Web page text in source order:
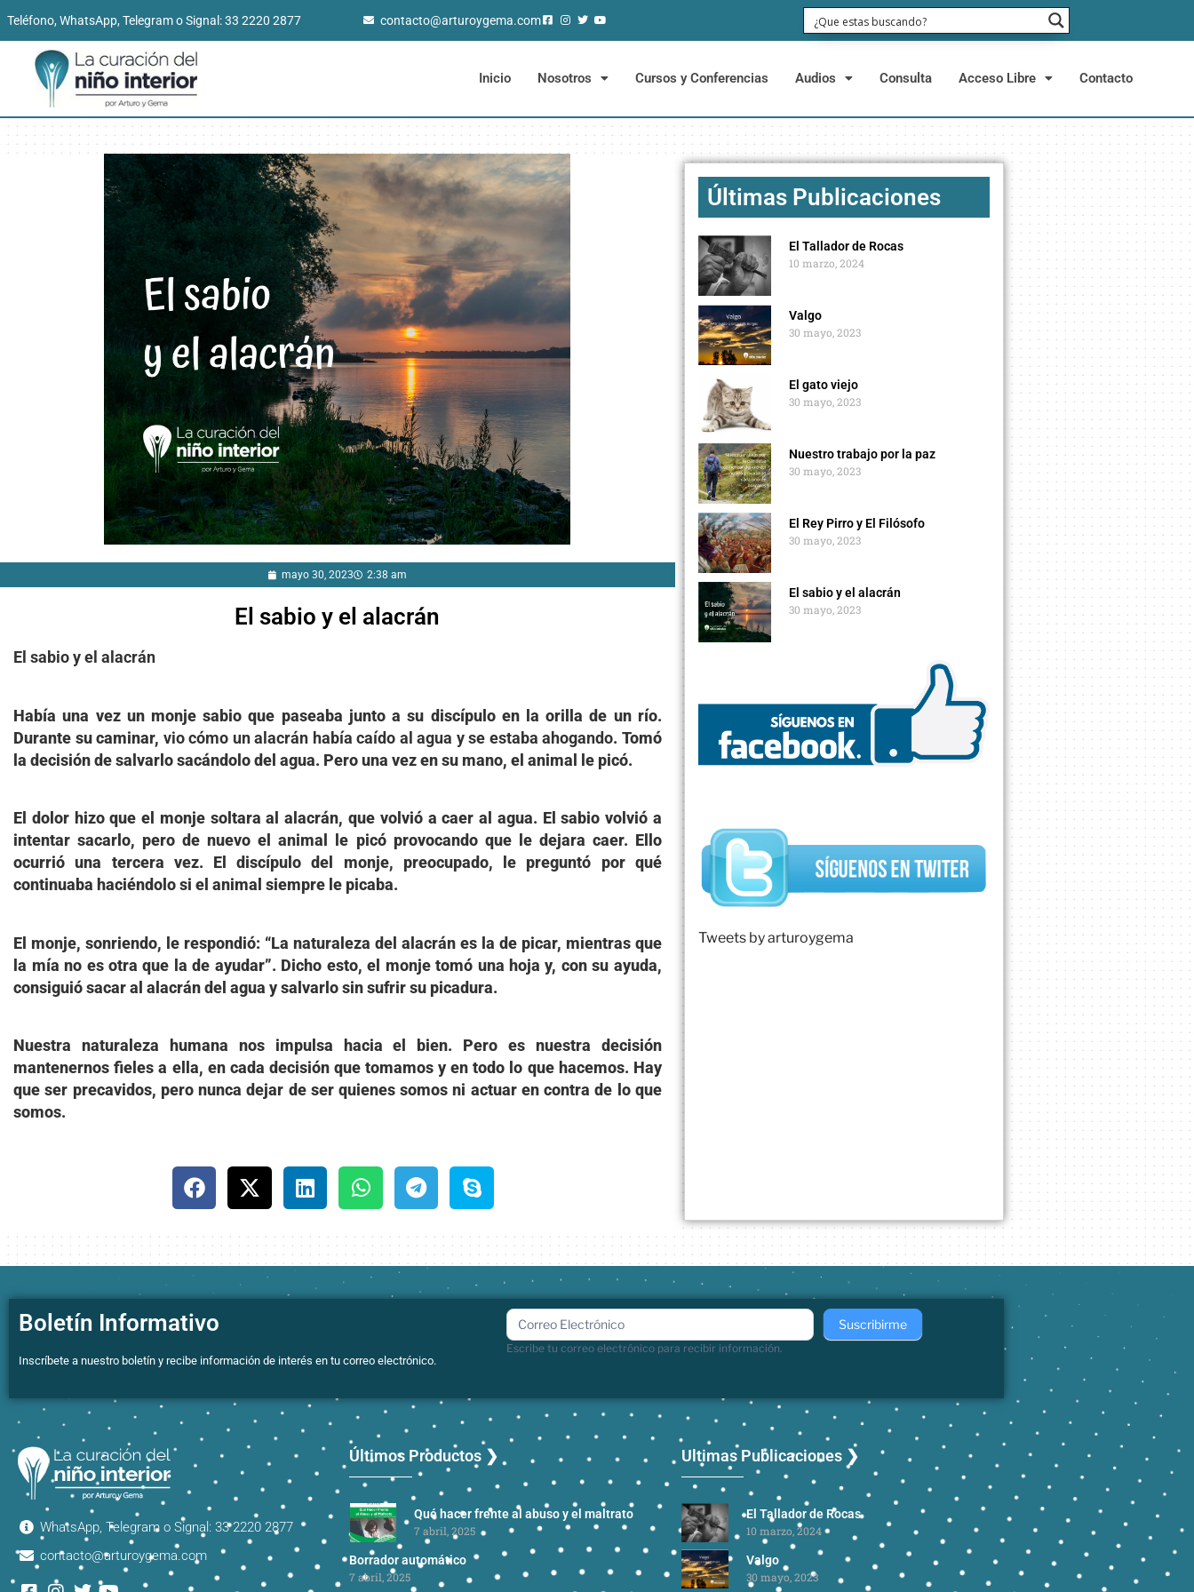
Teléfono, WhatsApp, Telegram o Signal: 33 2220 2877 contacto@arturoygema.com
Inicio Nosotros Cursos y Conferencias Audios Consulta Acceso Libre Contacto
mayo 30, 2023 2:38 am
El sabio y el alacrán
El sabio y el alacrán
Había una vez un monje sabio que paseaba junto a su discípulo en la orilla de un río.
Durante su caminar, vio cómo un alacrán había caído al agua y se estaba ahogando. Tomó
la decisión de salvarlo sacándolo del agua. Pero una vez en su mano, el animal le picó.
El dolor hizo que el monje soltara al alacrán, que volvió a caer al agua. El sabio volvió a
intentar sacarlo, pero de nuevo el animal le picó provocando que le dejara caer. Ello
ocurrió una tercera vez. El discípulo del monje, preocupado, le preguntó por qué
continuaba haciéndolo si el animal siempre le picaba.
El monje, sonriendo, le respondió: “La naturaleza del alacrán es la de picar, mientras que
la mía no es otra que la de ayudar”. Dicho esto, el monje tomó una hoja y, con su ayuda,
consiguió sacar al alacrán del agua y salvarlo sin sufrir su picadura.
Nuestra naturaleza humana nos impulsa hacia el bien. Pero es nuestra decisión
mantenernos fieles a ella, en cada decisión que tomamos y en todo lo que hacemos. Hay
que ser precavidos, pero nunca dejar de ser quienes somos ni actuar en contra de lo que
somos.
Últimas Publicaciones
El Tallador de Rocas
10 marzo, 2024
Valgo
30 mayo, 2023
El gato viejo
30 mayo, 2023
Nuestro trabajo por la paz
30 mayo, 2023
El Rey Pirro y El Filósofo
30 mayo, 2023
El sabio y el alacrán
30 mayo, 2023
Tweets by arturoygema
Boletín Informativo
Inscríbete a nuestro boletín y recibe información de interés en tu correo electrónico.
boletin
Escribe tu correo electrónico para recibir información.
Suscribirme
WhatsApp, Telegram o Signal: 33 2220 2877
contacto@arturoygema.com
Últimos Productos ❯
Qué hacer frente al abuso y el maltrato
7 abril, 2025
Borrador automático
7 abril, 2025
Ultimas Publicaciones ❯
El Tallador de Rocas
10 marzo, 2024
Valgo
30 mayo, 2023